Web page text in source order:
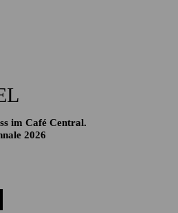
im Café Central.
2026